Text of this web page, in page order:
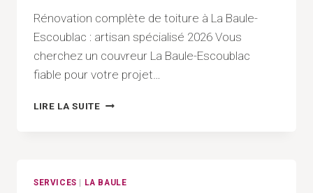
Rénovation complète de toiture à La Baule-
Escoublac : artisan spécialisé 2026 Vous
cherchez un couvreur La Baule-Escoublac
fiable pour votre projet…
LIRE LA SUITERÉNOVATION
SERVICES LA BAULE